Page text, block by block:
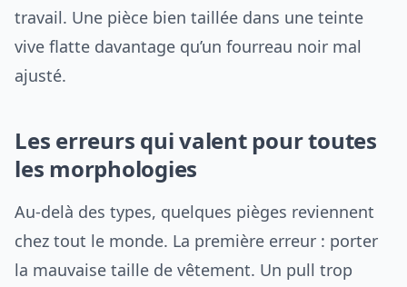
travail. Une pièce bien taillée dans une teinte
vive flatte davantage qu’un fourreau noir mal
ajusté.
Les erreurs qui valent pour toutes
les morphologies
Au-delà des types, quelques pièges reviennent
chez tout le monde. La première erreur : porter
la mauvaise taille de vêtement. Un pull trop